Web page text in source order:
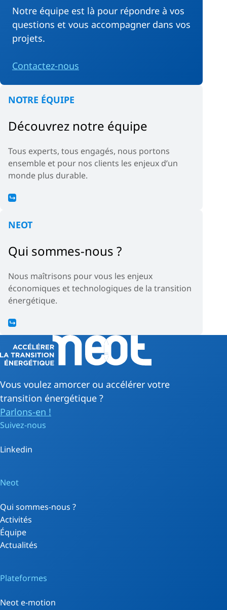
Notre équipe est là pour répondre à vos
questions et vous accompagner dans vos
projets.
Contactez-nous
NOTRE ÉQUIPE
Découvrez notre équipe
Tous experts, tous engagés, nous portons
ensemble et pour nos clients les enjeux d’un
monde plus durable.
NEOT
Qui sommes-nous ?
Nous maîtrisons pour vous les enjeux
économiques et technologiques de la transition
énergétique.
Vous voulez amorcer ou accélérer votre
transition énergétique ?
Parlons-en !
Suivez-nous
Linkedin
Neot
Qui sommes-nous ?
Activités
Équipe
Actualités
Plateformes
Neot e-motion